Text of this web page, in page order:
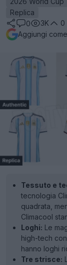
Replica
0
3K 0
Aggiungi
Tessuto e
tecnologia
quadrata,
Climacool
Loghi: Le
high-tech
hanno loghi
Tre strisce: